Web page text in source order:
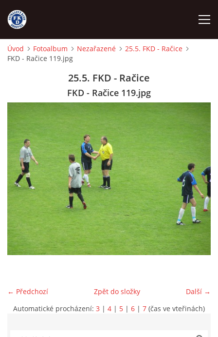
ÚVOD
FKD A
FKD B
STARŠÍ DOROST
STARŠÍ ŽÁCI
MLADŠÍ ŽÁCI
STARŠÍ PŘÍPRAVKA R 2012 + 2013
Úvod Fotoalbum Nezařazené
25.5. FKD - Račice
FKD - Račice 119.jpg
25.5. FKD - Račice
FKD - Račice 119.jpg
← Předchozí Další →
Zpět do složky
Automatické procházení: 3 | 4 | 5 | 6 | 7 (čas ve vteřinách)